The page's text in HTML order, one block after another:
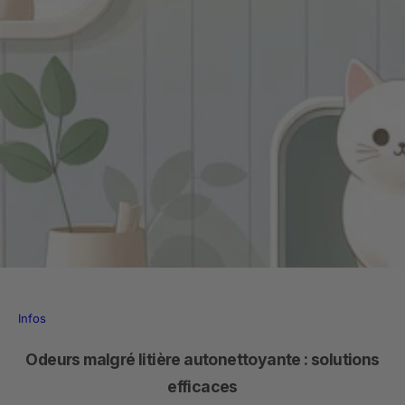
Infos
Odeurs malgré litière autonettoyante : solutions
efficaces